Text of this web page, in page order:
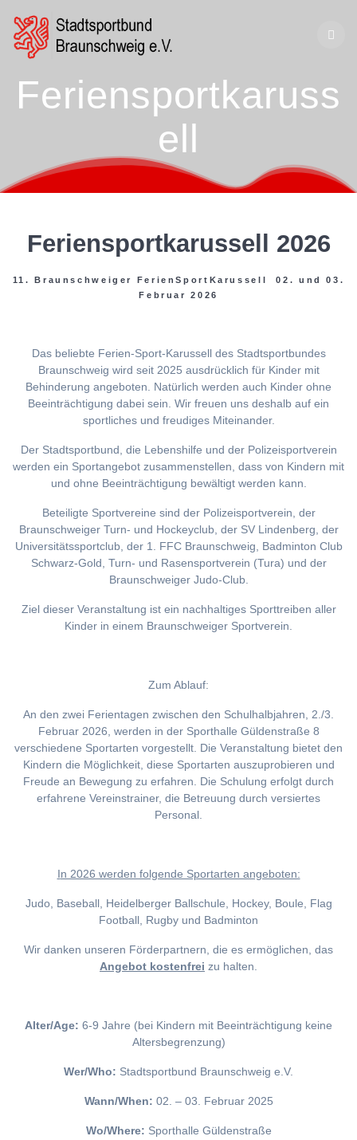
Feriensportkaruss
ell
Feriensportkarussell 2026
11. Braunschweiger FerienSportKarussell 02. und 03.
Februar 2026
Das beliebte Ferien-Sport-Karussell des Stadtsportbundes
Braunschweig wird seit 2025 ausdrücklich für Kinder mit
Behinderung angeboten. Natürlich werden auch Kinder ohne
Beeinträchtigung dabei sein. Wir freuen uns deshalb auf ein
sportliches und freudiges Miteinander.
Der Stadtsportbund, die Lebenshilfe und der Polizeisportverein
werden ein Sportangebot zusammenstellen, dass von Kindern mit
und ohne Beeinträchtigung bewältigt werden kann.
Beteiligte Sportvereine sind der Polizeisportverein, der
Braunschweiger Turn- und Hockeyclub, der SV Lindenberg, der
Universitätssportclub, der 1. FFC Braunschweig, Badminton Club
Schwarz-Gold, Turn- und Rasensportverein (Tura) und der
Braunschweiger Judo-Club.
Ziel dieser Veranstaltung ist ein nachhaltiges Sporttreiben aller
Kinder in einem Braunschweiger Sportverein.
Zum Ablauf:
An den zwei Ferientagen zwischen den Schulhalbjahren, 2./3.
Februar 2026, werden in der Sporthalle Güldenstraße 8
verschiedene Sportarten vorgestellt. Die Veranstaltung bietet den
Kindern die Möglichkeit, diese Sportarten auszuprobieren und
Freude an Bewegung zu erfahren. Die Schulung erfolgt durch
erfahrene Vereinstrainer, die Betreuung durch versiertes
Personal.
In 2026 werden folgende Sportarten angeboten:
Judo, Baseball, Heidelberger Ballschule, Hockey, Boule, Flag
Football, Rugby und Badminton
Wir danken unseren Förderpartnern, die es ermöglichen, das
Angebot kostenfrei zu halten.
Alter/Age: 6-9 Jahre (bei Kindern mit Beeinträchtigung keine
Altersbegrenzung)
Wer/Who: Stadtsportbund Braunschweig e.V.
Wann/When: 02. – 03. Februar 2025
Wo/Where: Sporthalle Güldenstraße